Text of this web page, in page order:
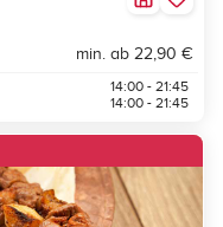
min. ab 22,90 €
14:00 - 21:45
14:00 - 21:45